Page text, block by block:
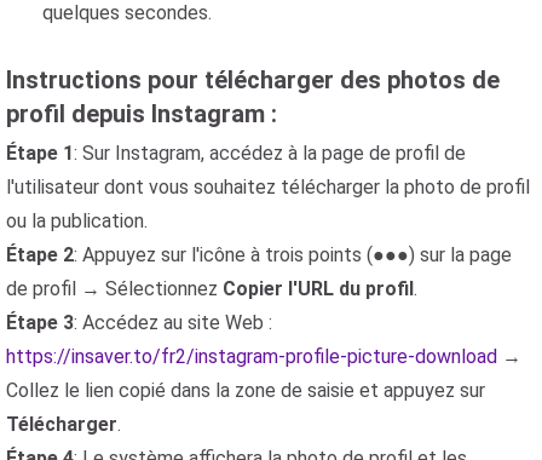
quelques secondes.
Instructions pour télécharger des photos de
profil depuis Instagram :
Étape 1: Sur Instagram, accédez à la page de profil de
l'utilisateur dont vous souhaitez télécharger la photo de profil
ou la publication.
Étape 2: Appuyez sur l'icône à trois points (●●●) sur la page
de profil → Sélectionnez Copier l'URL du profil.
Étape 3: Accédez au site Web :
https://insaver.to/fr2/instagram-profile-picture-download →
Collez le lien copié dans la zone de saisie et appuyez sur
Télécharger.